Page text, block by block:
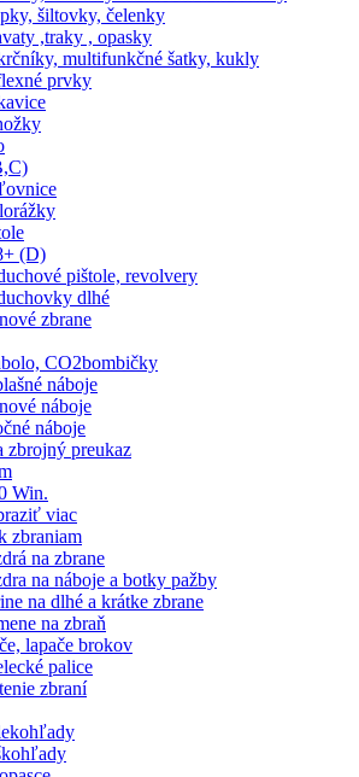
šiltovky, čelenky
,traky , opasky
multifunkčné šatky, kukly
prvky
(D)
pištole, revolvery
dlhé
zbrane
CO2bombičky
náboje
náboje
náboje
zbrojný preukaz
Win.
viac
zbraniam
na zbrane
na náboje a botky pažby
na dlhé a krátke zbrane
na zbraň
lapače brokov
palice
zbraní